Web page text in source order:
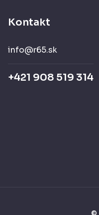
Kontakt
info@r65.sk
+421 908 519 314